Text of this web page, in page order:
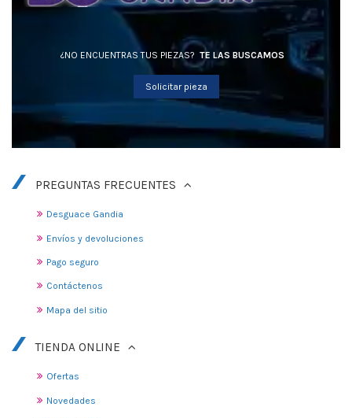
¿NO ENCUENTRAS TUS PIEZAS? TE LAS BUSCAMOS
Solicitar pieza
PREGUNTAS FRECUENTES
Desguace Gandia
Envíos y devoluciones
Pago seguro
Contáctenos
Mapa del sitio
TIENDA ONLINE
Ofertas
Novedades